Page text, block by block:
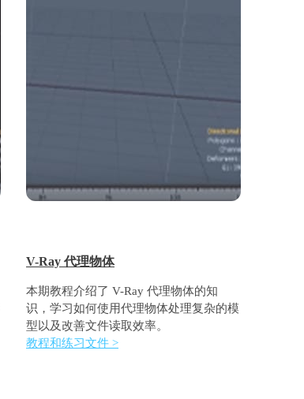
V-Ray 代理物体
本期教程介绍了 V-Ray 代理物体的知
识，学习如何使用代理物体处理复杂的模
型以及改善文件读取效率。
教程和练习文件 >